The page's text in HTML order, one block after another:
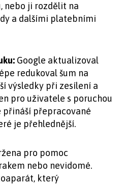
nebo ji rozdělit na
a dalšími platebními
Google aktualizoval
redukoval šum na
výsledky při zesílení a
pro uživatele s poruchou
přináší přepracované
je přehlednější.
pro pomoc
nebo nevidomé.
který